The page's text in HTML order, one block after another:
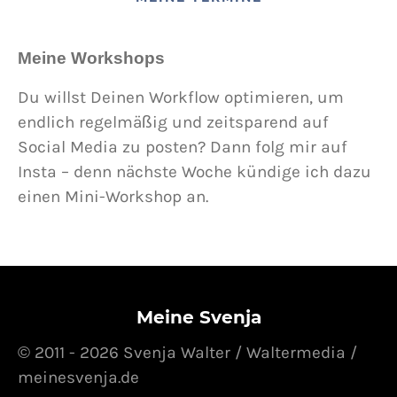
Meine Workshops
Du willst Deinen Workflow optimieren, um
endlich regelmäßig und zeitsparend auf
Social Media zu posten? Dann folg mir auf
Insta – denn nächste Woche kündige ich dazu
einen Mini-Workshop an.
Meine Svenja
© 2011 - 2026 Svenja Walter / Waltermedia /
meinesvenja.de